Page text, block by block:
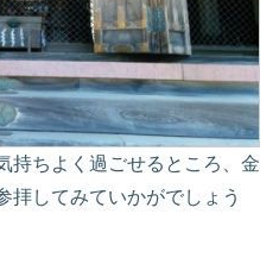
持ちよく過ごせるところ、金
拝してみていかがでしょう